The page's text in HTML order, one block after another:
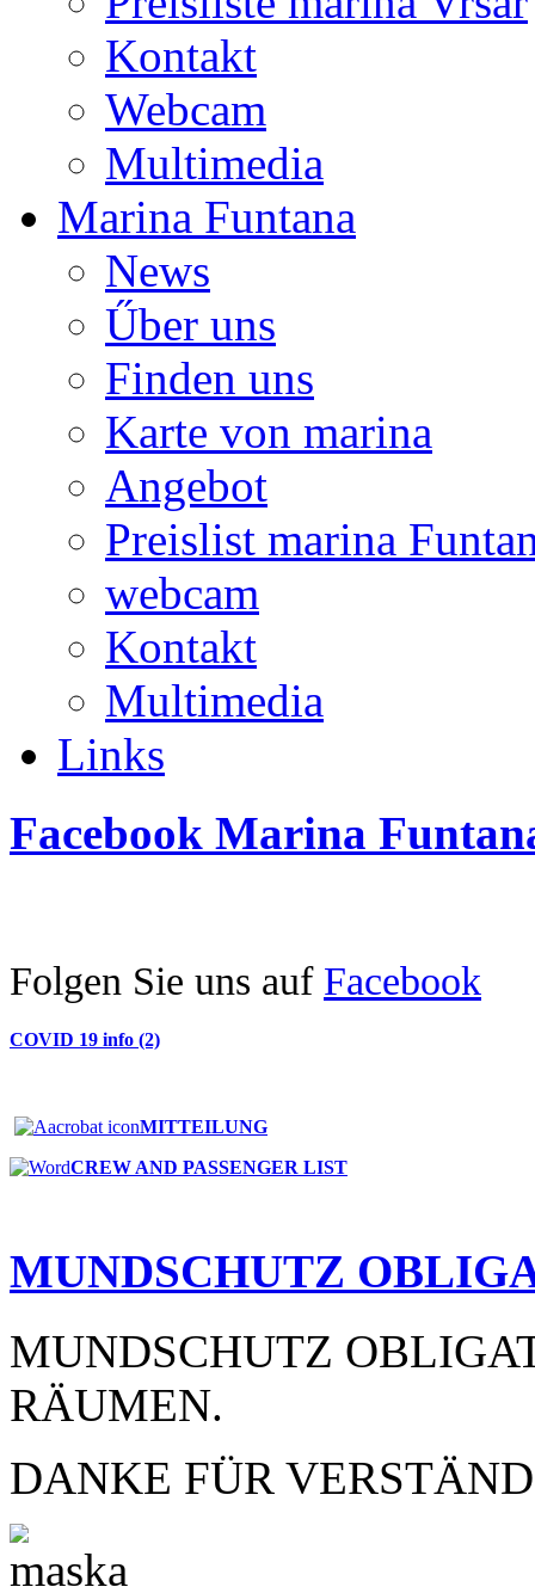
Kontakt
Webcam
Multimedia
Marina Funtana
News
Űber uns
Finden uns
Karte von marina
Angebot
Preislist marina
webcam
Kontakt
Multimedia
Links
Facebook Marina
Folgen Sie uns auf Facebook
COVID 19 info (2)
MITTEILUNG
CREW AND PASSENGER LIST
MUNDSCHUTZ
MUNDSCHUTZ
RÄUMEN.
DANKE FÜR